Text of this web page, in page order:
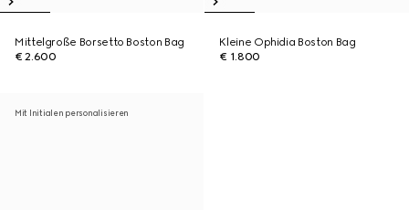
Mittelgroße Borsetto Boston Bag
€ 2.600
Kleine Ophidia Boston Bag
€ 1.800
Mit Initialen personalisieren